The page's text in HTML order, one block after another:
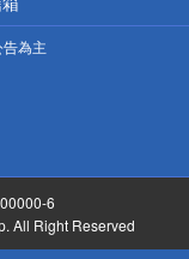
為主
6
All Right Reserved